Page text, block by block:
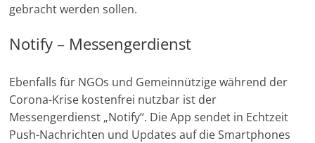
gebracht werden sollen.
Notify – Messengerdienst
Ebenfalls für NGOs und Gemeinnützige während der
Corona-Krise kostenfrei nutzbar ist der
Messengerdienst „Notify“. Die App sendet in Echtzeit
Push-Nachrichten und Updates auf die Smartphones